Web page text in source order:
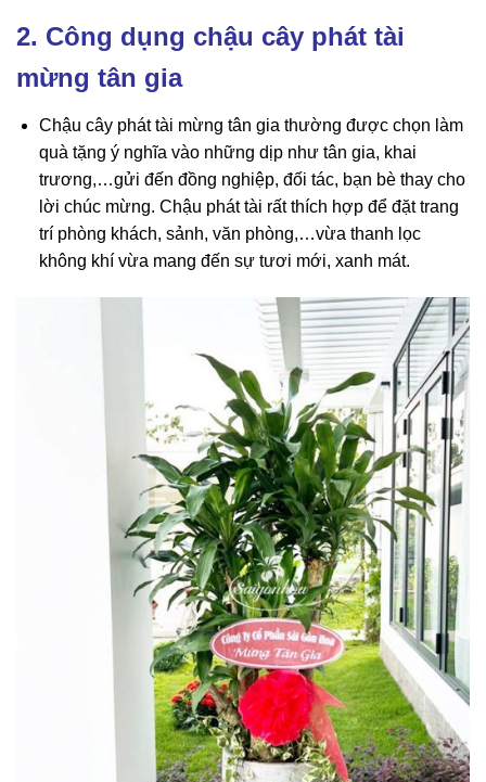
2. Công dụng chậu cây phát tài
mừng tân gia
Chậu cây phát tài mừng tân gia thường được chọn làm
quà tặng ý nghĩa vào những dịp như tân gia, khai
trương,…gửi đến đồng nghiệp, đối tác, bạn bè thay cho
lời chúc mừng. Chậu phát tài rất thích hợp để đặt trang
trí phòng khách, sảnh, văn phòng,…vừa thanh lọc
không khí vừa mang đến sự tươi mới, xanh mát.